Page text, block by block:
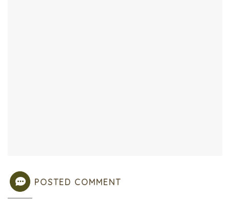
POSTED COMMENT